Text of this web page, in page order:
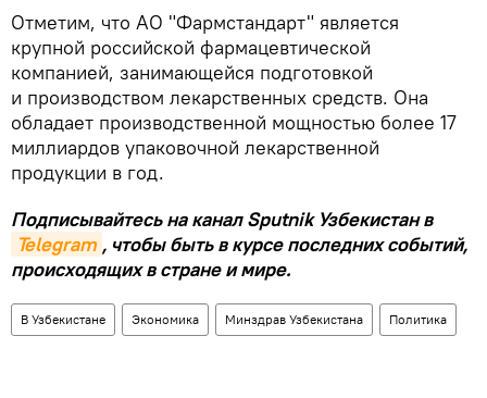
Отметим, что АО "Фармстандарт" является
крупной российской фармацевтической
компанией, занимающейся подготовкой
и производством лекарственных средств. Она
обладает производственной мощностью более 17
миллиардов упаковочной лекарственной
продукции в год.
Подписывайтесь на канал Sputnik Узбекистан в
Telegram , чтобы быть в курсе последних событий,
происходящих в стране и мире.
В Узбекистане Экономика Минздрав Узбекистана Политика